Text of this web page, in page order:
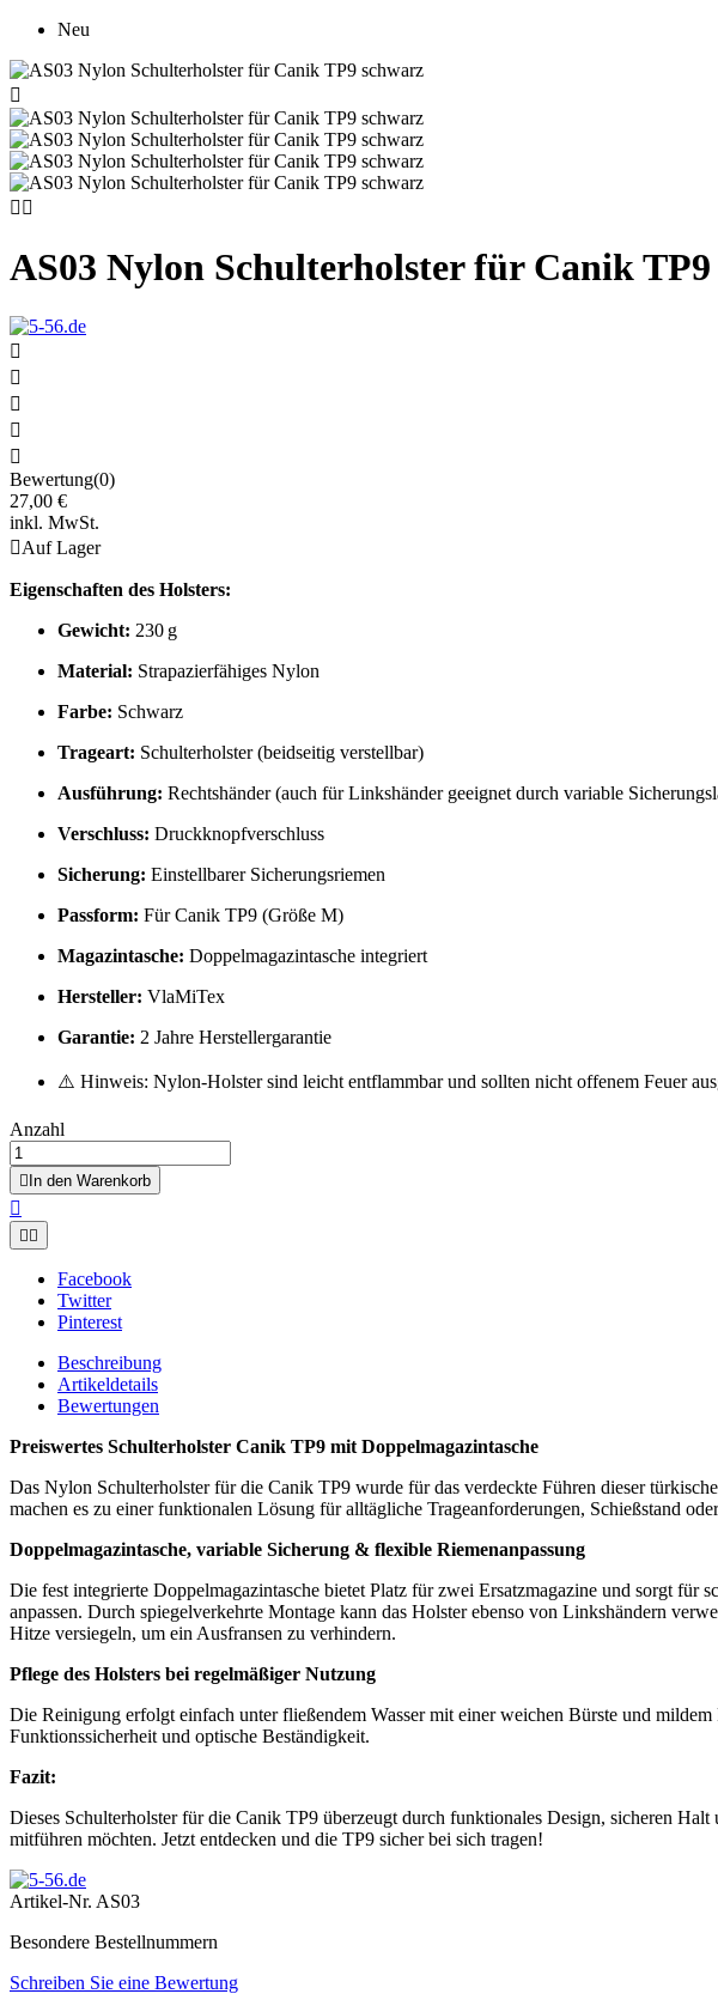
Neu

 
AS03 Nylon Schulterholster für Canik TP9





Bewertung(0)
27,00 €
inkl. MwSt.
Auf Lager
Eigenschaften des Holsters:
Gewicht: 230 g
Material: Strapazierfähiges Nylon
Farbe: Schwarz
Trageart: Schulterholster (beidseitig verstellbar)
Ausführung: Rechtshänder (auch für Linkshänder geeignet durch variable
Verschluss: Druckknopfverschluss
Sicherung: Einstellbarer Sicherungsriemen
Passform: Für Canik TP9 (Größe M)
Magazintasche: Doppelmagazintasche integriert
Hersteller: VlaMiTex
Garantie: 2 Jahre Herstellergarantie
⚠️ Hinweis: Nylon-Holster sind leicht entflammbar und sollten nicht offenem Feuer
Anzahl
In den Warenkorb


Facebook
Twitter
Pinterest
Beschreibung
Artikeldetails
Bewertungen
Preiswertes Schulterholster Canik TP9 mit Doppelmagazintasche
Das Nylon Schulterholster für die Canik TP9 wurde für das verdeckte Führen dieser
machen es zu einer funktionalen Lösung für alltägliche Trageanforderungen, Schießstand
Doppelmagazintasche, variable Sicherung & flexible Riemenanpassung
Die fest integrierte Doppelmagazintasche bietet Platz für zwei Ersatzmagazine und sorgt
anpassen. Durch spiegelverkehrte Montage kann das Holster ebenso von Linkshändern
Hitze versiegeln, um ein Ausfransen zu verhindern.
Pflege des Holsters bei regelmäßiger Nutzung
Die Reinigung erfolgt einfach unter fließendem Wasser mit einer weichen Bürste und
Funktionssicherheit und optische Beständigkeit.
Fazit:
Dieses Schulterholster für die Canik TP9 überzeugt durch funktionales Design, sicheren
mitführen möchten. Jetzt entdecken und die TP9 sicher bei sich tragen!
Artikel-Nr. AS03
Besondere Bestellnummern
Schreiben Sie eine Bewertung